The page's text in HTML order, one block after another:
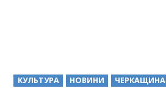
POSTED
IN
КУЛЬТУРА НОВИНИ ЧЕРКАЩИНА